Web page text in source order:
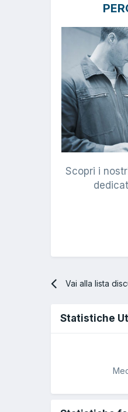
Scopri i
Vai alla lista
Statistiche